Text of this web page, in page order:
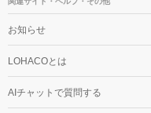
お知らせ
LOHACOとは
AIチャットで質問する